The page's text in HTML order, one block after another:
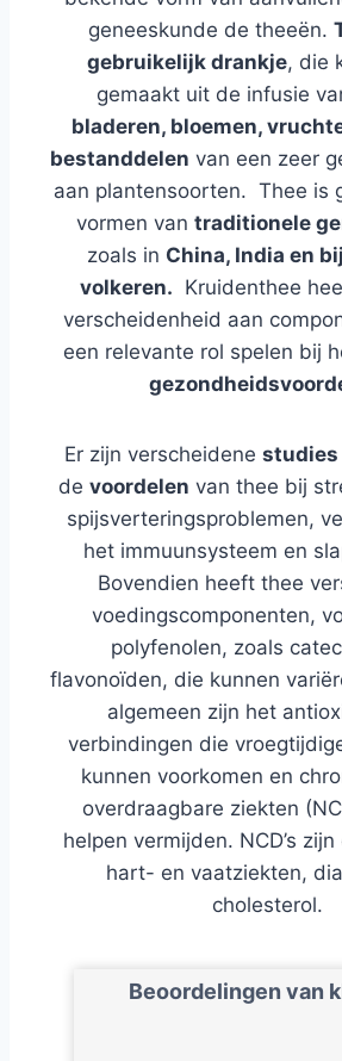
geneeskunde de theeën.
gebruikelijk drankje, die
gemaakt uit de infusie
bladeren, bloemen,
bestanddelen van een zeer
aan plantensoorten. Thee is
vormen van traditionele
zoals in China, India en
volkeren. Kruidenthee
verscheidenheid aan
een relevante rol spelen bij
Er zijn verscheidene studies
de voordelen van thee bij
spijsverteringsproblemen,
het immuunsysteem en
Bovendien heeft thee
voedingscomponenten,
polyfenolen, zoals
flavonoïden, die kunnen
algemeen zijn het
verbindingen die
kunnen voorkomen en
overdraagbare ziekten
helpen vermijden. NCD’s
hart- en vaatziekten,
cholesterol.
Beoordelingen van